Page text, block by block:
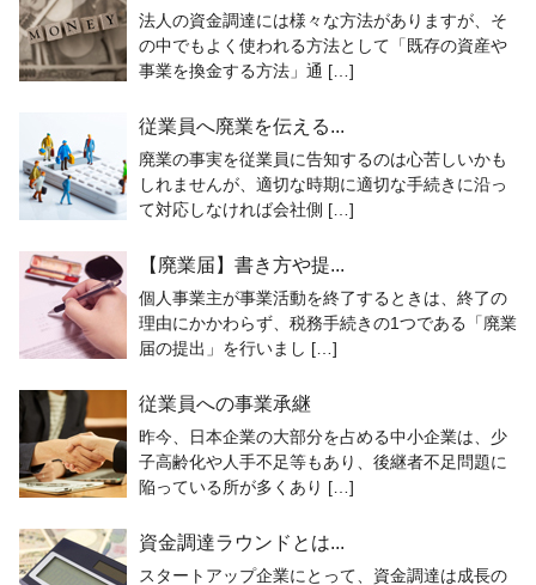
法人の資金調達には様々な方法がありますが、そ
の中でもよく使われる方法として「既存の資産や
事業を換金する方法」通 […]
従業員へ廃業を伝える...
廃業の事実を従業員に告知するのは心苦しいかも
しれませんが、適切な時期に適切な手続きに沿っ
て対応しなければ会社側 […]
【廃業届】書き方や提...
個人事業主が事業活動を終了するときは、終了の
理由にかかわらず、税務手続きの1つである「廃業
届の提出」を行いまし […]
従業員への事業承継
昨今、日本企業の大部分を占める中小企業は、少
子高齢化や人手不足等もあり、後継者不足問題に
陥っている所が多くあり […]
資金調達ラウンドとは...
スタートアップ企業にとって、資金調達は成長の